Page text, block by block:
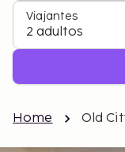
Viajantes
2 adultos
Home Old